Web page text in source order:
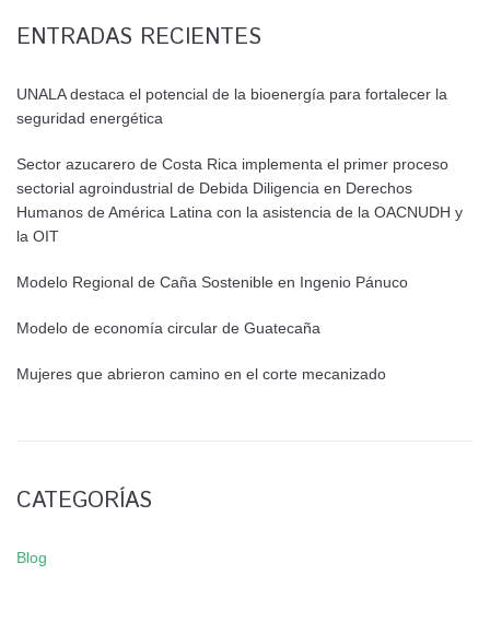
ENTRADAS RECIENTES
UNALA destaca el potencial de la bioenergía para fortalecer la
seguridad energética
Sector azucarero de Costa Rica implementa el primer proceso
sectorial agroindustrial de Debida Diligencia en Derechos
Humanos de América Latina con la asistencia de la OACNUDH y
la OIT
Modelo Regional de Caña Sostenible en Ingenio Pánuco
Modelo de economía circular de Guatecaña
Mujeres que abrieron camino en el corte mecanizado
CATEGORÍAS
Blog